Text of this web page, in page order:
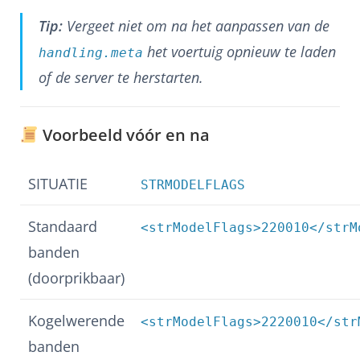
Tip: Vergeet niet om na het aanpassen van de
handling.meta het voertuig opnieuw te laden
of de server te herstarten.
Voorbeeld vóór en na
SITUATIE STRMODELFLAGS
Standaard
banden
(doorprikbaar)
<strModelFlags>220010</
Kogelwerende
banden
<strModelFlags>2220010</